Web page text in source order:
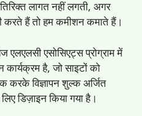
लागत नहीं लगती, अगर
हैं तो हम कमीशन कमाते हैं।
एलएलसी एसोसिएट्स प्रोग्राम में
कार्यक्रम है, जो साइटों को
करके विज्ञापन शुल्क अर्जित
डिज़ाइन किया गया है।